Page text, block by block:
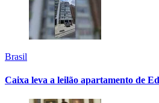
Brasil
Caixa leva a leilão apartamento de